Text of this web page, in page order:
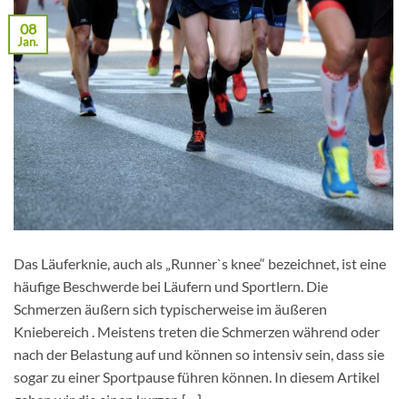
08
Jan.
Das Läuferknie, auch als „Runner`s knee“ bezeichnet, ist eine
häufige Beschwerde bei Läufern und Sportlern. Die
Schmerzen äußern sich typischerweise im äußeren
Kniebereich . Meistens treten die Schmerzen während oder
nach der Belastung auf und können so intensiv sein, dass sie
sogar zu einer Sportpause führen können. In diesem Artikel